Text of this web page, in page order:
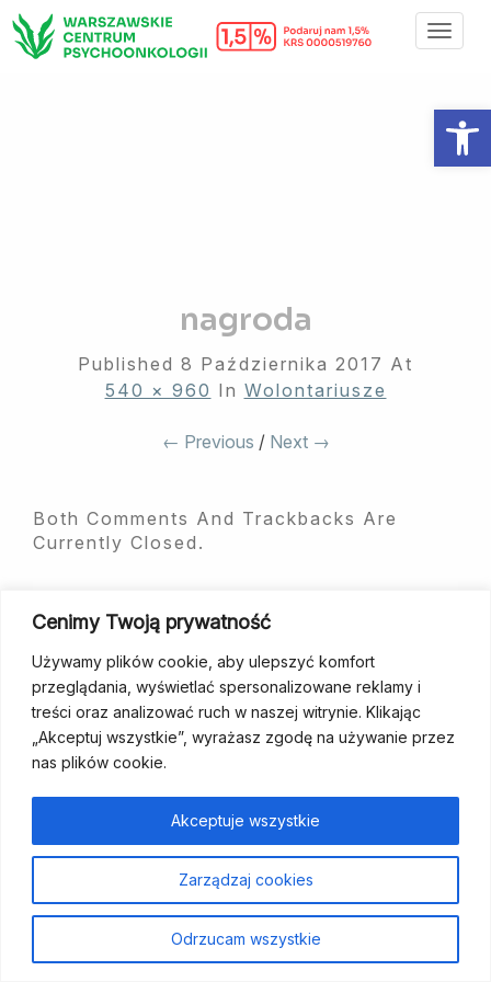
Cenimy Twoją prywatność
Używamy plików cookie, aby ulepszyć komfort
przeglądania, wyświetlać spersonalizowane reklamy i
treści oraz analizować ruch w naszej witrynie. Klikając
„Akceptuj wszystkie”, wyrażasz zgodę na używanie przez
nas plików cookie.
Zarządzaj cookies
Odrzucam wszystkie
Akceptuje wszystkie
nagroda
Published 8 Października 2017 At
540 × 960 In Wolontariusze
← Previous / Next →
Both Comments And Trackbacks Are
Currently Closed.
fundacja@wcp.org.pl +48 534 464 455
główna
wsparcia
specjalistów
nas